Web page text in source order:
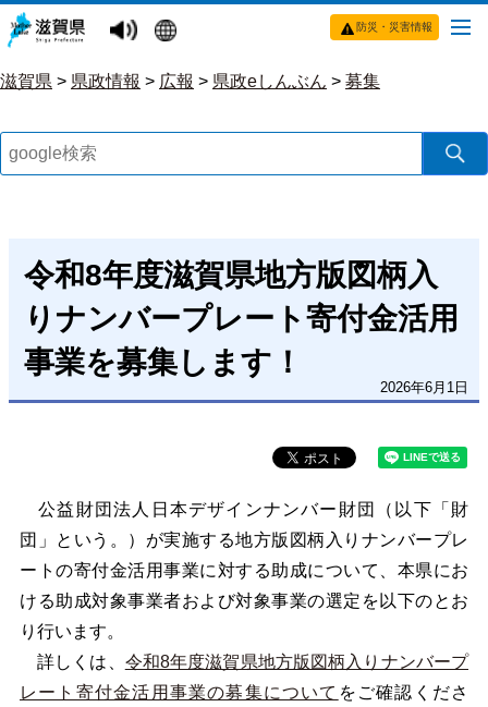
防災・災害情報
滋賀県 > 県政情報 > 広報 > 県政eしんぶん > 募集
令和8年度滋賀県地方版図柄入
りナンバープレート寄付金活用
事業を募集します！
2026年6月1日
公益財団法人日本デザインナンバー財団（以下「財
団」という。）が実施する地方版図柄入りナンバープレ
ートの寄付金活用事業に対する助成について、本県にお
ける助成対象事業者および対象事業の選定を以下のとお
り行います。
詳しくは、 令和8年度滋賀県地方版図柄入りナンバープ
レート寄付金活用事業の募集について をご確認くださ